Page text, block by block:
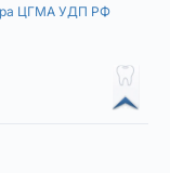
ЦГМА УДП РФ